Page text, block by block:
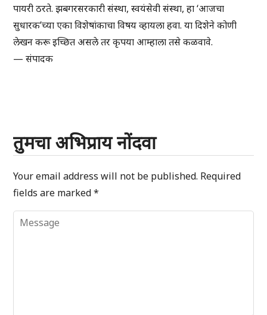
पायरी ठरते. झबगरसरकारी संस्था, स्वयंसेवी संस्था, हा ‘आजचा
सुधारक’च्या एका विशेषांकाचा विषय व्हायला हवा. या दिशेने कोणी
लेखन करू इच्छित असले तर कृपया आम्हाला तसे कळवावे.
— संपादक
तुमचा अभिप्राय नोंदवा
Your email address will not be published. Required
fields are marked*